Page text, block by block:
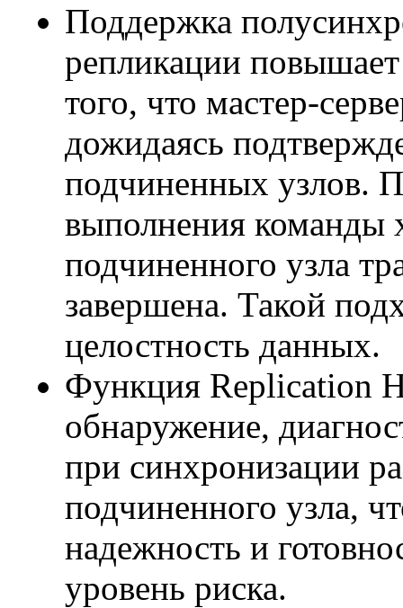
Поддержка
репликации повышает
того, что мастер-
дожидаясь
подчиненных узлов.
выполнения команды
подчиненного узла
завершена. Такой
целостность данных.
Функция Replication
обнаружение,
при синхронизации
подчиненного узла,
надежность и
уровень риска.